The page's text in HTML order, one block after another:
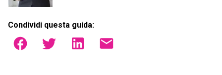
Condividi questa guida: